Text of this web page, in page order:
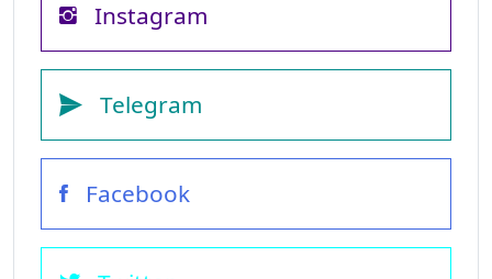
Instagram
Telegram
Facebook